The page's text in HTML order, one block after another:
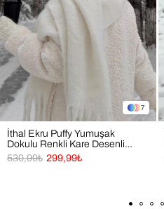
7
İthal Ekru Puffy Yumuşak
Dokulu Renkli Kare Desenli
Atkı Şal Omuz Şalı
299,99₺
530,99₺